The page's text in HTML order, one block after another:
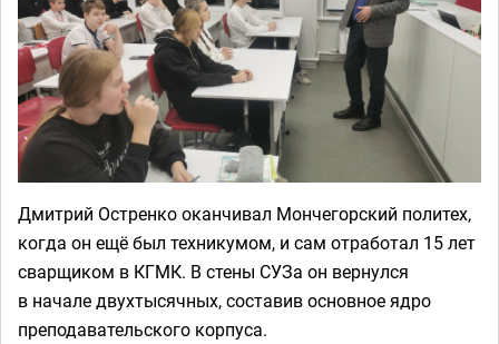
Дмитрий Остренко оканчивал Мончегорский политех,
когда он ещё был техникумом, и сам отработал 15 лет
сварщиком в КГМК. В стены СУЗа он вернулся
в начале двухтысячных, составив основное ядро
преподавательского корпуса.